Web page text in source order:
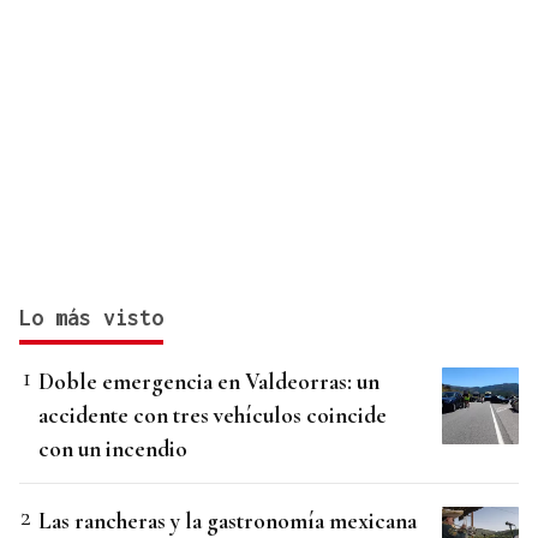
Lo más visto
Doble emergencia en Valdeorras: un
accidente con tres vehículos coincide
con un incendio
Las rancheras y la gastronomía mexicana